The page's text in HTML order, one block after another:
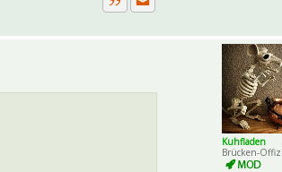
ZitatPrivate Nachricht senden
Kuhfladen
Brücken-